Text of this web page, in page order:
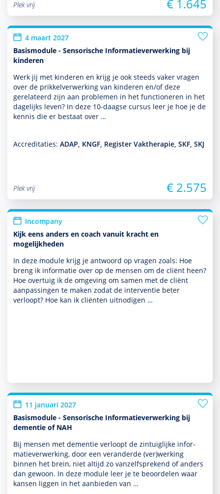
Plek vrij € 1.645
4 maart 2027
Basismodule - Sensorische Informatieverwerking bij
kinderen
Werk jij met kin­de­ren en krijg je ook steeds vaker vragen
over de prikkelverwerking van kin­de­ren en/of deze
gerelateerd zijn aan pro­ble­men in het functio­neren in het
dagelijks leven? In deze 10-daagse cursus leer je hoe je de
kennis die er bestaat over …
Accreditaties: ADAP, KNGF, Register Vaktherapie, SKF, SKJ
Plek vrij € 2.575
Incompany
Kijk eens anders en coach vanuit kracht en
mogelijkheden
In deze module krijg je antwoord op vragen zoals: Hoe
breng ik infor­matie over op de mensen om de cliënt heen?
Hoe overtuig ik de omge­ving om samen met de cliënt
aanpassingen te maken zodat de inter­ventie beter
verloopt? Hoe kan ik cliënten uitnodigen …
11 januari 2027
Basismodule - Sensorische Informatieverwerking bij
dementie of NAH
Bij mensen met dementie verloopt de zintuiglijke infor­
matieverwerking, door een veranderde (ver)werking
binnen het brein, niet altijd zo van­zelf­sprekend of anders
dan gewoon. In deze module leer je te beoordelen waar
kansen liggen in het aan­bieden van …